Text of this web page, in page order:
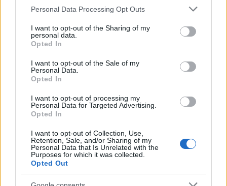
Please note that this website/app uses one or more Google
not limited to your visit or usage behaviour. You may click to
grant or deny consent to Google and its third-party tags to
use your data for below specified purposes in below Google
consent section.
Personal Data Processing Opt Outs
I want to opt-out of the Sharing of my
personal data.
Opted In
I want to opt-out of the Sale of my
Personal Data.
Opted In
I want to opt-out of processing my
Personal Data for Targeted Advertising.
Opted In
I want to opt-out of Collection, Use,
Retention, Sale, and/or Sharing of my
Personal Data that Is Unrelated with the
Purposes for which it was collected.
Opted Out
Νισίκι, τη μεγαλύτερη παραδοσιακή αγορά του
τον Κιγιομίζου-ντέρα· τον ναό της ευσπλαχνίας, το
ιερό Γιασάκα· το πιο δημοφιλές αξιοθέατο του
Κιότο, και τον Φουσίμι Ινάρι, τον ναό με τις δέκα
χιλιάδες πύλες.
Επίσης κάνουν βραδινή βόλτα στον παραδοσιακό
και γραφικό δρόμο Ποντότσο.